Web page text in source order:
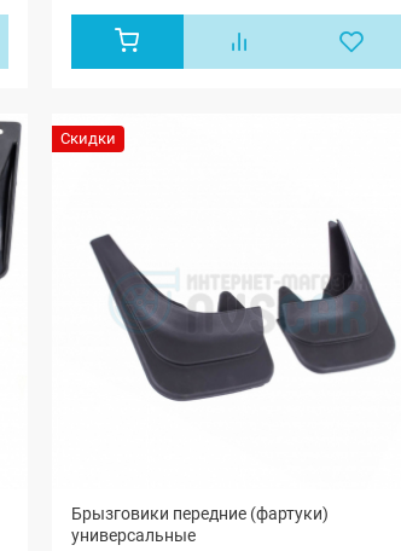
Скидки
Брызговики передние (фартуки)
универсальные